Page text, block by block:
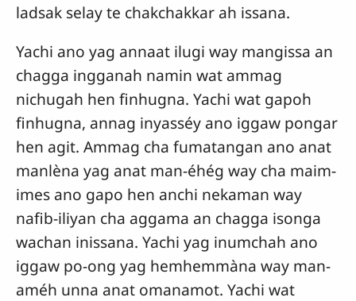
ladsak selay te chakchakkar ah issana.
Yachi ano yag annaat ilugi way mangissa an
chagga ingganah namin wat ammag
nichugah hen finhugna. Yachi wat gapoh
finhugna, annag inyasséy ano iggaw pongar
hen agit. Ammag cha fumatangan ano anat
manlèna yag anat man-éhég way cha maim-
imes ano gapo hen anchi nekaman way
nafib-iliyan cha aggama an chagga isonga
wachan inissana. Yachi yag inumchah ano
iggaw po-ong yag hemhemmàna way man-
améh unna anat omanamot. Yachi wat